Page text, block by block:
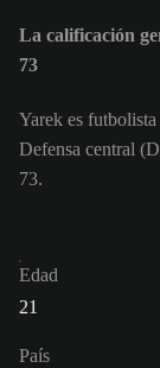
La calificación
73
Yarek es
Defensa central
73.
Edad
21
País